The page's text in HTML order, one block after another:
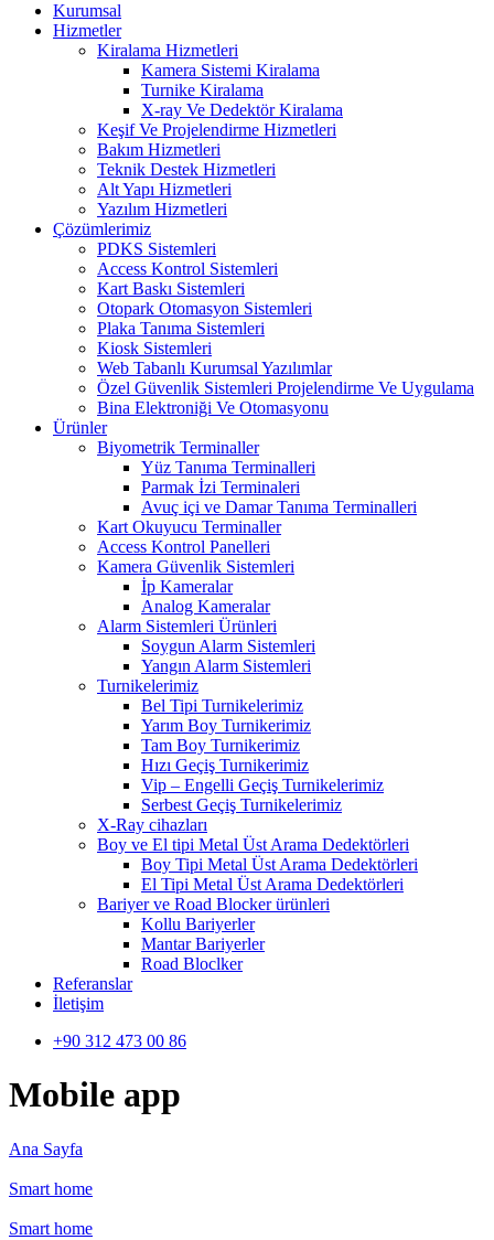
Kurumsal
Hizmetler
Kiralama Hizmetleri
Kamera Sistemi Kiralama
Turnike Kiralama
X-ray Ve Dedektör Kiralama
Keşif Ve Projelendirme Hizmetleri
Bakım Hizmetleri
Teknik Destek Hizmetleri
Alt Yapı Hizmetleri
Yazılım Hizmetleri
Çözümlerimiz
PDKS Sistemleri
Access Kontrol Sistemleri
Kart Baskı Sistemleri
Otopark Otomasyon Sistemleri
Plaka Tanıma Sistemleri
Kiosk Sistemleri
Web Tabanlı Kurumsal Yazılımlar
Özel Güvenlik Sistemleri Projelendirme Ve Uygulama
Bina Elektroniği Ve Otomasyonu
Ürünler
Biyometrik Terminaller
Yüz Tanıma Terminalleri
Parmak İzi Terminaleri
Avuç içi ve Damar Tanıma Terminalleri
Kart Okuyucu Terminaller
Access Kontrol Panelleri
Kamera Güvenlik Sistemleri
İp Kameralar
Analog Kameralar
Alarm Sistemleri Ürünleri
Soygun Alarm Sistemleri
Yangın Alarm Sistemleri
Turnikelerimiz
Bel Tipi Turnikelerimiz
Yarım Boy Turnikerimiz
Tam Boy Turnikerimiz
Hızı Geçiş Turnikerimiz
Vip – Engelli Geçiş Turnikelerimiz
Serbest Geçiş Turnikelerimiz
X-Ray cihazları
Boy ve El tipi Metal Üst Arama Dedektörleri
Boy Tipi Metal Üst Arama Dedektörleri
El Tipi Metal Üst Arama Dedektörleri
Bariyer ve Road Blocker ürünleri
Kollu Bariyerler
Mantar Bariyerler
Road Bloclker
Referanslar
İletişim
+90 312 473 00 86
Mobile app
Ana Sayfa
Smart home
Smart home